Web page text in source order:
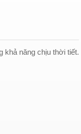
khả năng chịu thời tiết.